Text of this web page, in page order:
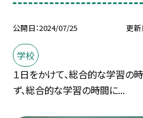
公開日 2024/07/25 更新
学校
１日をかけて、総合的な学習の
ず、総合的な学習の時間に...